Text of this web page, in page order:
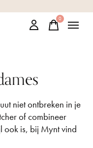
0items
niet ontbreken in je
of combineer
ook is, bij Mynt vind